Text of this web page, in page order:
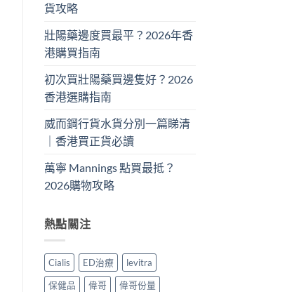
貨攻略
壯陽藥邊度買最平？2026年香
港購買指南
初次買壯陽藥買邊隻好？2026
香港選購指南
威而鋼行貨水貨分別一篇睇清
｜香港買正貨必讀
萬寧 Mannings 點買最抵？
2026購物攻略
熱點關注
Cialis ED治療
levitra
保健品
偉哥
偉哥份量